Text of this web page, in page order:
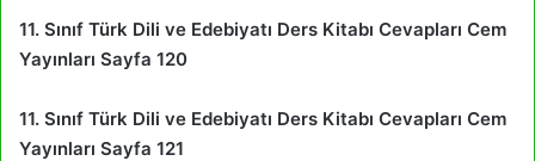
11. Sınıf Türk Dili ve Edebiyatı Ders Kitabı Cevapları Cem
Yayınları Sayfa 120
11. Sınıf Türk Dili ve Edebiyatı Ders Kitabı Cevapları Cem
Yayınları Sayfa 121